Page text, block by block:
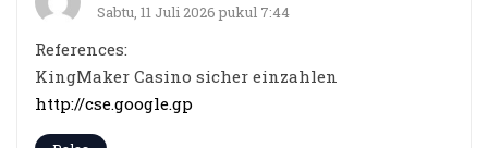
Sabtu, 11 Juli 2026 pukul 7:44
References:
KingMaker Casino sicher einzahlen
http://cse.google.gp